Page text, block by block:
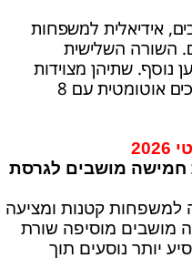
אידיאלית למשפחות
השורה השלישית
שתיהן מצוידות
במנוע 1.5 ליטר דיזל ותיבת הילוכים אוטומטית עם 8
חמישה מושבים לגרסת
קטנות ומציעה
מושבים מוסיפה שורת
יותר נוסעים תוך